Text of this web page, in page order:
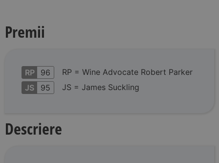
Premii
RP 96
RP = Wine Advocate Robert Parker
JS
95 JS = James Suckling
Descriere